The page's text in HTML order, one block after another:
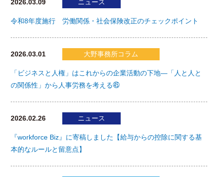
2026.03.09 ニュース
令和8年度施行 労働関係・社会保険改正のチェックポイント
2026.03.01 大野事務所コラム
「ビジネスと人権」はこれからの企業活動の下地―「人と人と
の関係性」から人事労務を考える㊺
2026.02.26 ニュース
『workforce Biz』に寄稿しました【給与からの控除に関する基
本的なルールと留意点】